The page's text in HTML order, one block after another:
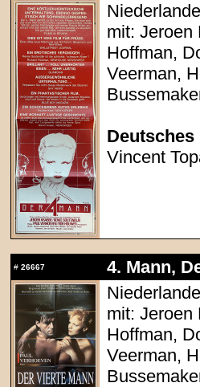
mit: Jeroen
Hoffman,
Veerman,
Vincent
# 26667
4. Mann,
mit: Jeroen
Hoffman,
Veerman,